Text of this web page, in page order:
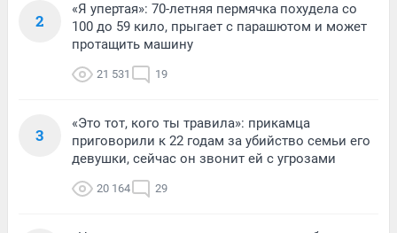
2
«Я упертая»: 70-летняя пермячка похудела со
100 до 59 кило, прыгает с парашютом и может
протащить машину
21 531 19
3
«Это тот, кого ты травила»: прикамца
приговорили к 22 годам за убийство семьи его
девушки, сейчас он звонит ей с угрозами
20 164 29